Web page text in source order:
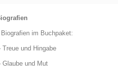
im Buchpaket:
und Hingabe
Glaube und Mut